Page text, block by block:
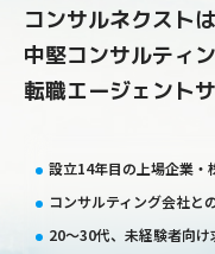
コンサルネクストは
中堅コンサルティ
転職エージェント
設立14年目の上場企業・
コンサルティング会社と
20〜30代、未経験者向け